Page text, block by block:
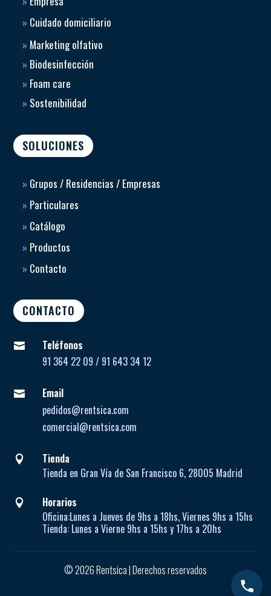
» Cuidado domiciliario
» Marketing olfativo
» Biodesinfección
» Foam care
» Sostenibilidad
SOLUCIONES
» Grupos / Residencias / Empresas
» Particulares
» Catálogo
» Productos
» Contacto
CONTACTO

Teléfonos
91 364 22 09 / 91 643 34 12

Email
pedidos@rentsica.com
comercial@rentsica.com

Tienda
Tienda en Gran Vía de San Francisco 6, 28005 Madrid

Horarios
Oficina:Lunes a Jueves de9hs a 18hs, Viernes 9hs a 15hs
Tienda: Lunes a Vierne9hs a 15hs y 17hs a 20hs
© 2026 Rentsica | Derechos reservados